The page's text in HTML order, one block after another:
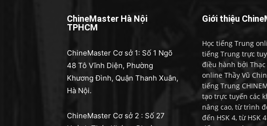
ChineMaster Hà Nội
TPHCM
ChineMaster Cơ sở 1: Số 1 Ngõ
48 Tô Vĩnh Diện, Phường
Khương Đình, Quận Thanh Xuân,
Hà Nội.
ChineMaster Cơ sở 2 : Số 27
Giới thiệu
Học tiếng Trung
tiếng Trung trực
điều hành bởi
online Thầy Vũ
tiếng Trung
tạo trực tuyến các
nâng cao, từ trình
đến HSK 4, từ HSK